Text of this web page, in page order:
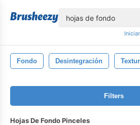
Fondo Desintegración
Filters
Hojas De Fondo Pinceles